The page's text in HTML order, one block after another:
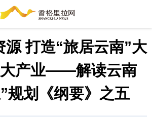
源 打造“旅居云南”大
大产业——解读云南
规划《纲要》之五